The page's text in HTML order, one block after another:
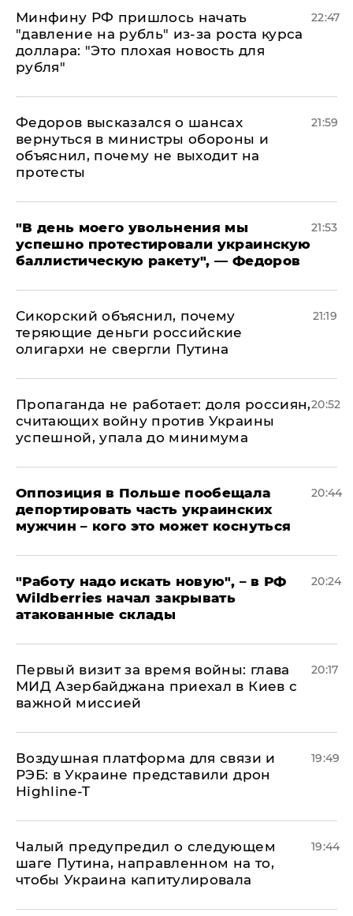
Минфину РФ пришлось начать
"давление на рубль" из-за роста курса
доллара: "Это плохая новость для
рубля"
22:47
Федоров высказался о шансах
вернуться в министры обороны и
объяснил, почему не выходит на
протесты
21:59
​"В день моего увольнения мы
успешно протестировали украинскую
баллистическую ракету", — Федоров
21:53
Сикорский объяснил, почему
теряющие деньги российские
олигархи не свергли Путина
21:19
​Пропаганда не работает: доля россиян,
считающих войну против Украины
успешной, упала до минимума
20:52
Оппозиция в Польше пообещала
депортировать часть украинских
мужчин – кого это может коснуться
20:44
"Работу надо искать новую", – в РФ
Wildberries начал закрывать
атакованные склады
20:24
Первый визит за время войны: глава
МИД Азербайджана приехал в Киев с
важной миссией
20:17
Воздушная платформа для связи и
РЭБ: в Украине представили дрон
Highline-T
19:49
Чалый предупредил о следующем
шаге Путина, направленном на то,
чтобы Украина капитулировала
19:44